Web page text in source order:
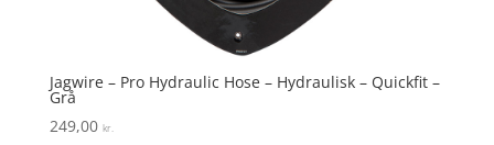
Jagwire – Pro Hydraulic Hose – Hydraulisk – Quickfit –
Grå
249,00 kr.